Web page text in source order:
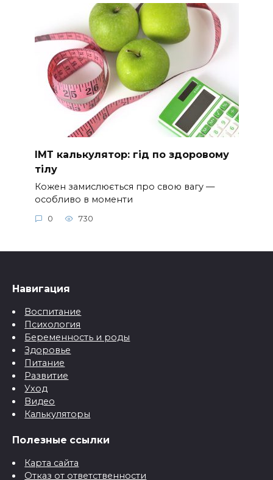
ІМТ калькулятор: гід по здоровому
тілу
Кожен замислюється про свою вагу —
особливо в моменти
0 730
Навигация
Воспитание
Психология
Беременность и роды
Здоровье
Питание
Развитие
Уход
Видео
Калькуляторы
Полезные ссылки
Карта сайта
Отказ от ответственности